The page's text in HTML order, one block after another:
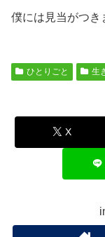
僕には見当がつき
ひとりごと 生
X